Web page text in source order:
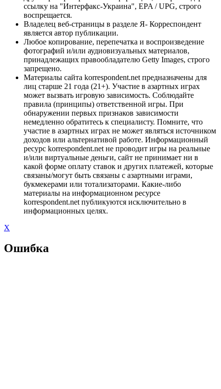
ссылку на "Интерфакс-Украина", EPA / UPG, строго
воспрещается.
Владелец веб-страницы в разделе Я- Корреспондент
является автор публикации.
Любое копирование, перепечатка и воспроизведение
фотографий и/или аудиовизуальных материалов,
принадлежащих правообладателю Getty Images, строго
запрещено.
Материалы сайта korrespondent.net предназначены для
лиц старше 21 года (21+). Участие в азартных играх
может вызвать игровую зависимость. Соблюдайте
правила (принципы) ответственной игры. При
обнаружении первых признаков зависимости
немедленно обратитесь к специалисту. Помните, что
участие в азартных играх не может являться источником
доходов или альтернативой работе. Информационный
ресурс korrespondent.net не проводит игры на реальные
и/или виртуальные деньги, сайт не принимает ни в
какой форме оплату ставок и других платежей, которые
связаны/могут быть связаны с азартными играми,
букмекерами или тотализаторами. Какие-либо
материалы на информационном ресурсе
korrespondent.net публикуются исключительно в
информационных целях.
X
Ошибка